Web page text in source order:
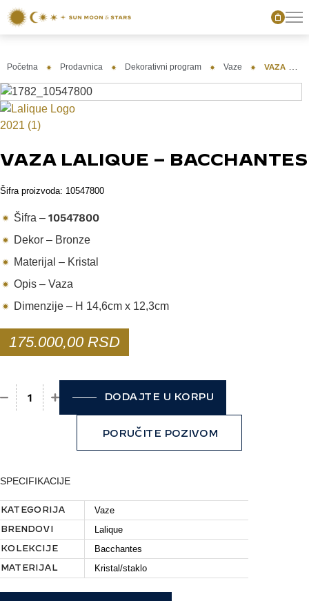
Početna Prodavnica Dekorativni program Vaze VAZA LALIQUE – BACCHANTES
VAZA LALIQUE – BACCHANTES
Šifra proizvoda: 10547800
Šifra – 10547800
Dekor – Bronze
Materijal – Kristal
Opis – Vaza
Dimenzije – H 14,6cm x 12,3cm
175.000,00 RSD
Vaza Lalique - Bacchantes količina
DODAJTE U KORPU
PORUČITE POZIVOM
SPECIFIKACIJE
KATEGORIJA Vaze
BRENDOVI Lalique
KOLEKCIJE Bacchantes
MATERIJAL Kristal/staklo